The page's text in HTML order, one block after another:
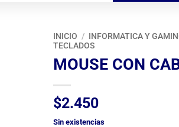
INICIO / INFORMATICA Y
TECLADOS
MOUSE CON
$2.450
Sin existencias